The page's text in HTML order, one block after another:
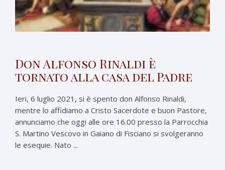
Don Alfonso Rinaldi è
tornato alla casa del Padre
Ieri, 6 luglio 2021, si è spento don Alfonso Rinaldi,
mentre lo affidiamo a Cristo Sacerdote e buon Pastore,
annunciamo che oggi alle ore 16.00 presso la Parrocchia
S. Martino Vescovo in Gaiano di Fisciano si svolgeranno
le esequie. Nato ...